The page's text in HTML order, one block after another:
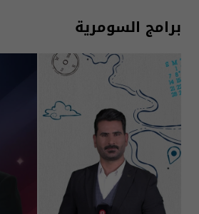
برامج السومرية